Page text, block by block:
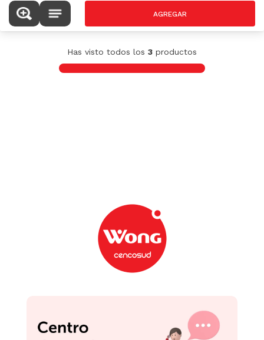
Has visto todos los 3 productos